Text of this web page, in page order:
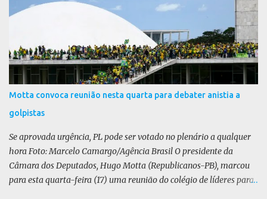
i
Motta convoca reunião nesta quarta para debater anistia a
golpistas
Se aprovada urgência, PL pode ser votado no plenário a qualquer
hora Foto: Marcelo Camargo/Agência Brasil O presidente da
Câmara dos Deputados, Hugo Motta (Republicanos-PB), marcou
para esta quarta-feira (17) uma reunião do colégio de líderes para